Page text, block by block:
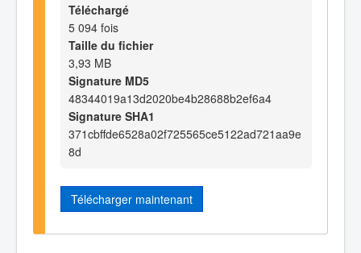
Téléchargé
5 094 fois
Taille du fichier
3,93 MB
Signature MD5
48344019a13d2020be4b28688b2ef6a4
Signature SHA1
371cbffde6528a02f725565ce5122ad721aa9e
8d
Télécharger maintenant